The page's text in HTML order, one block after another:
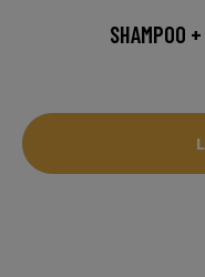
SHAMPOO